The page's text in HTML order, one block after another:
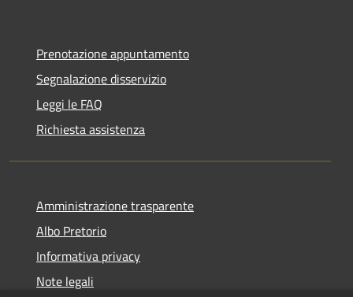
Prenotazione appuntamento
Segnalazione disservizio
Leggi le FAQ
Richiesta assistenza
Amministrazione trasparente
Albo Pretorio
Informativa privacy
Note legali